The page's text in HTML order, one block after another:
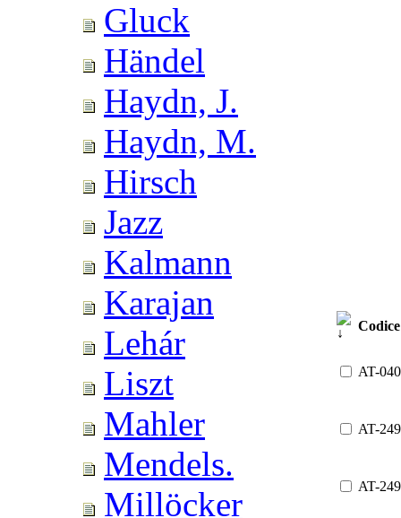
Gluck
Händel
Haydn, J.
Haydn, M.
Hirsch
Jazz
Kalmann
Karajan
Lehár
Liszt
Mahler
Mendels.
Millöcker
Codice
AT-
AT-
AT-